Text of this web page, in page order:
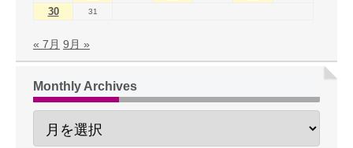
30 31
« 7月 9月 »
Monthly Archives